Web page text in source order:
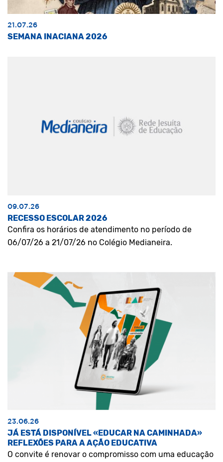
21.07.26
SEMANA INACIANA 2026
09.07.26
RECESSO ESCOLAR 2026
Confira os horários de atendimento no período de
06/07/26 a 21/07/26 no Colégio Medianeira.
23.06.26
JÁ ESTÁ DISPONÍVEL «EDUCAR NA CAMINHADA»
REFLEXÕES PARA A AÇÃO EDUCATIVA
O convite é renovar o compromisso com uma educação